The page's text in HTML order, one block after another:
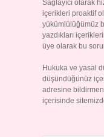
Sağlayıcı olarak
içerikleri proaktif
yükümlülüğümüz
yazdıkları
üye olarak bu
Hukuka ve yasal
düşündüğünüz
adresine
içerisinde